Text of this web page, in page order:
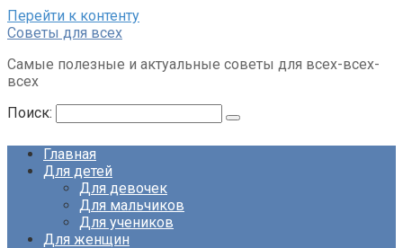
Перейти к контенту
Советы для всех
Самые полезные и актуальные советы для всех-всех-
всех
Поиск:
Главная
Для детей
Для девочек
Для мальчиков
Для учеников
Для женщин